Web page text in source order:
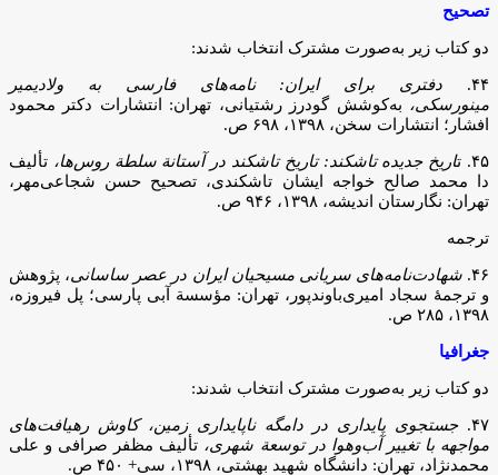
تصحیح
دو کتاب زیر به‌صورت مشترک انتخاب شدند:
۴۴.
دفتری برای ایران: نامه‌های فارسی به ولادیمیر
مینورسکی، به‌کوشش گودرز رشتیانی، تهران: انتشارات دکتر محمود
افشار؛ انتشارات سخن، ۱۳۹۸، ۶۹۸ ص.
۴۵. ت اریخ جدیده تاشکند: تاریخ تاشکند در آستانة سلطة روس‌ها، تألیف
دا محمد صالح خواجه ایشان تاشکندی، تصحیح حسن شجاعی‌مهر،
تهران: نگارستان اندیشه، ۱۳۹۸، ۹۴۶ ص.
ترجمه
۴۶. شهادت‌نامه‌های سریانی مسیحیان ایران در عصر ساسانی، پژوهش
و ترجمۀ سجاد امیری‌باوندپور، تهران: مؤسسة آبی پارسی؛ پل فیروزه،
۱۳۹۸، ۲۸۵ ص.
جغرافیا
دو کتاب زیر به‌صورت مشترک انتخاب شدند:
۴۷.
جستجوی پایداری در دامگه ناپایداری زمین، کاوش رهیافت‌های
مواجهه با تغییر آب‌وهوا در توسعة شهری، تألیف مظفر صرافی و علی
محمدنژاد، تهران: دانشگاه شهید بهشتی، ۱۳۹۸، سی+ ۴۵۰ ص.